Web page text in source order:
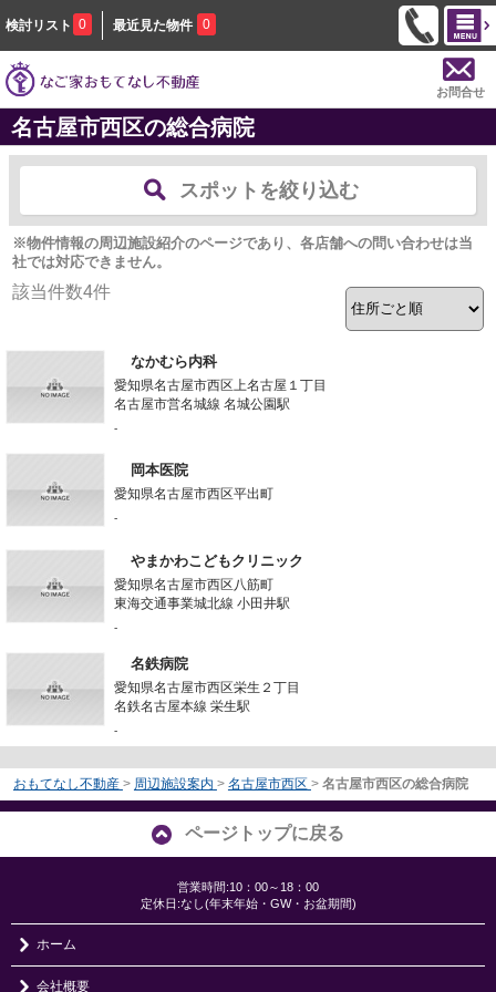
検討リスト 0 最近見た物件 0
お問合せ
名古屋市西区の総合病院
スポットを絞り込む
※物件情報の周辺施設紹介のページであり、各店舗への問い合わせは当
社では対応できません。
該当件数4件
なかむら内科
愛知県名古屋市西区上名古屋１丁目
名古屋市営名城線 名城公園駅
-
岡本医院
愛知県名古屋市西区平出町
-
やまかわこどもクリニック
愛知県名古屋市西区八筋町
東海交通事業城北線 小田井駅
-
名鉄病院
愛知県名古屋市西区栄生２丁目
名鉄名古屋本線 栄生駅
-
おもてなし不動産 > 周辺施設案内 > 名古屋市西区 > 名古屋市西区の総合病院
ページトップに戻る
営業時間:10：00～18：00
定休日:なし(年末年始・GW・お盆期間)
ホーム
会社概要